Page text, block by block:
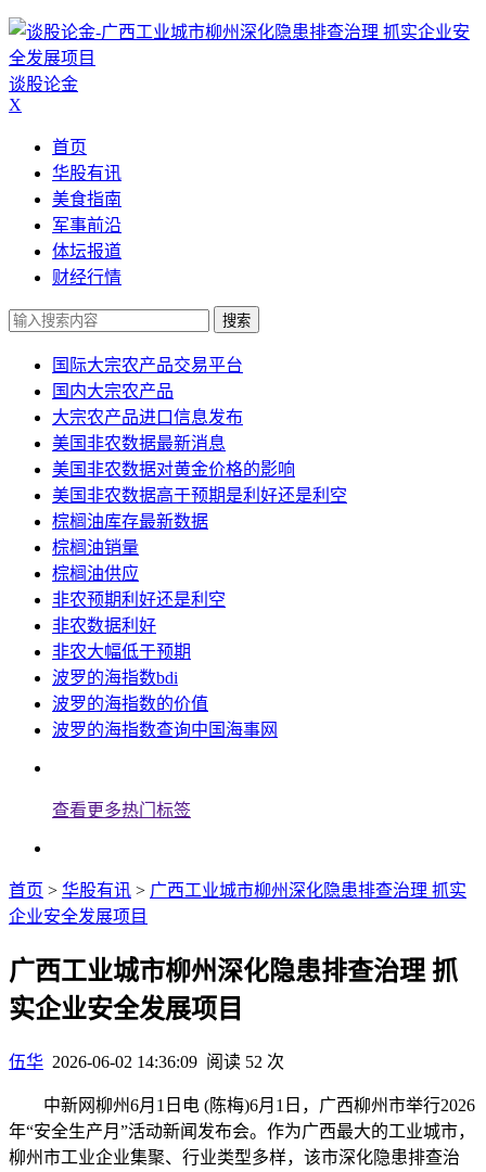
谈股论金
X
首页
华股有讯
美食指南
军事前沿
体坛报道
财经行情
搜索
国际大宗农产品交易平台
国内大宗农产品
大宗农产品进口信息发布
美国非农数据最新消息
美国非农数据对黄金价格的影响
美国非农数据高于预期是利好还是利空
棕榈油库存最新数据
棕榈油销量
棕榈油供应
非农预期利好还是利空
非农数据利好
非农大幅低于预期
波罗的海指数bdi
波罗的海指数的价值
波罗的海指数查询中国海事网
查看更多热门标签
首页 > 华股有讯 > 广西工业城市柳州深化隐患排查治理 抓实
企业安全发展项目
广西工业城市柳州深化隐患排查治理 抓
实企业安全发展项目
伍华 2026-06-02 14:36:09 阅读 52 次
中新网柳州6月1日电 (陈梅)6月1日，广西柳州市举行2026
年“安全生产月”活动新闻发布会。作为广西最大的工业城市，
柳州市工业企业集聚、行业类型多样，该市深化隐患排查治